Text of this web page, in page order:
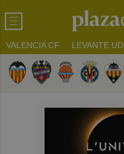
VALENCIA CF LEVANTE UD